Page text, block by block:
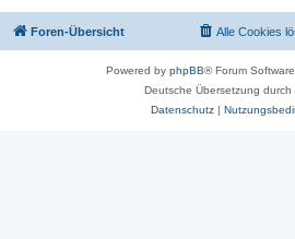
Foren-Übersicht Alle Cookies
Powered by phpBB® Forum
Deutsche Übersetzung durch
Datenschutz|